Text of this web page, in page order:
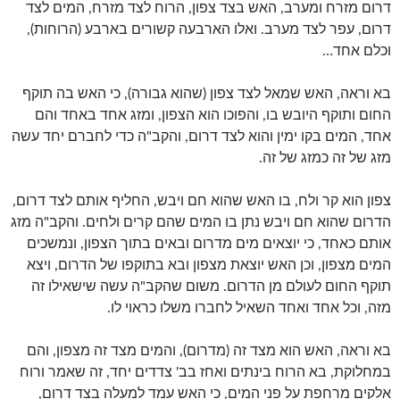
דרום מזרח ומערב, האש בצד צפון, הרוח לצד מזרח, המים לצד
דרום, עפר לצד מערב. ואלו הארבעה קשורים בארבע (הרוחות),
וכלם אחד…
בא וראה, האש שמאל לצד צפון (שהוא גבורה), כי האש בה תוקף
החום ותוקף היובש בו, והפוכו הוא הצפון, ומזג אחד באחד והם
אחד, המים בקו ימין והוא לצד דרום, והקב"ה כדי לחברם יחד עשה
מזג של זה כמזג של זה.
צפון הוא קר ולח, בו האש שהוא חם ויבש, החליף אותם לצד דרום,
הדרום שהוא חם ויבש נתן בו המים שהם קרים ולחים. והקב"ה מזג
אותם כאחד, כי יוצאים מים מדרום ובאים בתוך הצפון, ונמשכים
המים מצפון, וכן האש יוצאת מצפון ובא בתוקפו של הדרום, ויצא
תוקף החום לעולם מן הדרום. משום שהקב"ה עשה שישאילו זה
מזה, וכל אחד ואחד השאיל לחברו משלו כראוי לו.
בא וראה, האש הוא מצד זה (מדרום), והמים מצד זה מצפון, והם
במחלוקת, בא הרוח בינתים ואחז בב' צדדים יחד, זה שאמר ורוח
אלקים מרחפת על פני המים, כי האש עמד למעלה בצד דרום,